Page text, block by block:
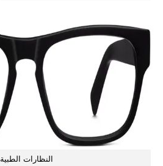
النظارات الطبية